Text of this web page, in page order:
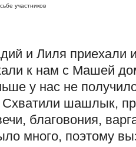
участников
и Лиля приехали
к нам с Машей
у нас не
шашлык,
благовония,
много, поэтому